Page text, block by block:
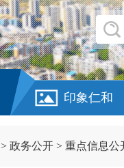
印象仁和
> 政务公开 > 重点信息公